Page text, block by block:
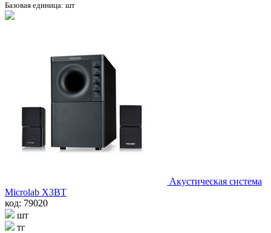
Базовая единица: шт
Акустическая система
Microlab X3BT
код: 79020
шт
тг